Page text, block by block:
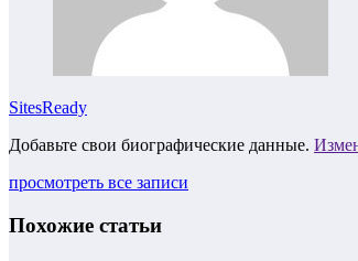
SitesReady
Добавьте свои биографические данные.
просмотреть все записи
Похожие статьи